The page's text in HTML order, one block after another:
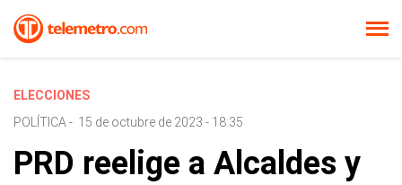
ELECCIONES
POLÍTICA - 15 de octubre de 2023 - 18:35
PRD reelige a Alcaldes y